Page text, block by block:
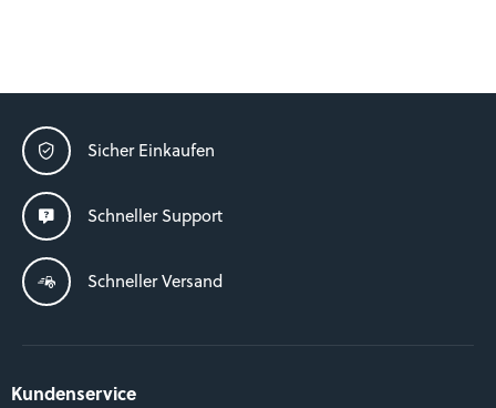
Sicher Einkaufen
Schneller Support
Schneller Versand
Kundenservice